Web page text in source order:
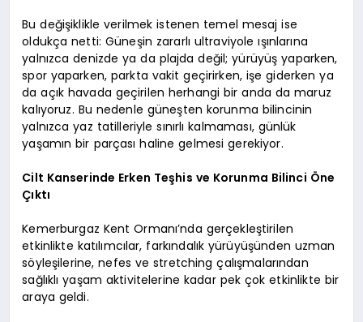
Bu değişiklikle verilmek istenen temel mesaj ise
oldukça netti: Güneşin zararlı ultraviyole ışınlarına
yalnızca denizde ya da plajda değil; yürüyüş yaparken,
spor yaparken, parkta vakit geçirirken, işe giderken ya
da açık havada geçirilen herhangi bir anda da maruz
kalıyoruz. Bu nedenle güneşten korunma bilincinin
yalnızca yaz tatilleriyle sınırlı kalmaması, günlük
yaşamın bir parçası haline gelmesi gerekiyor.
Cilt Kanserinde Erken Teşhis ve Korunma Bilinci Öne
Çıktı
Kemerburgaz Kent Ormanı’nda gerçekleştirilen
etkinlikte katılımcılar, farkındalık yürüyüşünden uzman
söyleşilerine, nefes ve stretching çalışmalarından
sağlıklı yaşam aktivitelerine kadar pek çok etkinlikte bir
araya geldi.